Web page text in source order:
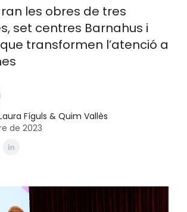
les obres de tres
set centres Barnahus i
transformen l’atenció a
Fíguls & Quim Vallès
de 2023